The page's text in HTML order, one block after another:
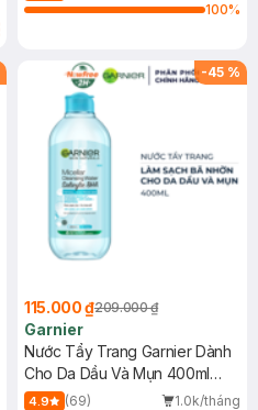
100%
-45 %
115.000 ₫209.000 ₫
Garnier
Nước Tẩy Trang Garnier Dành
Cho Da Dầu Và Mụn 400ml
(Mới)
4.9 (69)
1.0k/tháng